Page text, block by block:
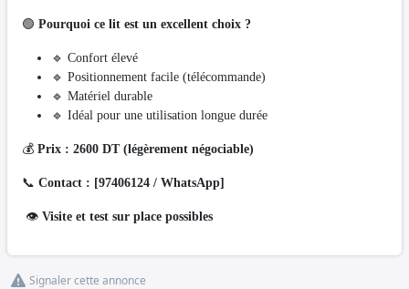
🟢 Pourquoi ce lit est un excellent choix ?
🔹 Confort élevé
🔹 Positionnement facile (télécommande)
🔹 Matériel durable
🔹 Idéal pour une utilisation longue durée
💰 Prix : 2600 DT (légèrement négociable)
📞 Contact : [97406124 / WhatsApp]
👁️ Visite et test sur place possibles
Signaler cette annonce